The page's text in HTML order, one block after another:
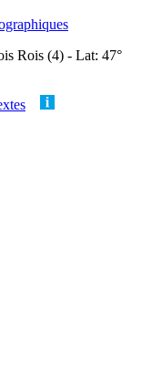
Rois (4) - Lat: 47°